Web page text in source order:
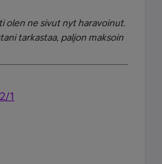
olen ne sivut nyt haravoinut.
tarkastaa, paljon maksoin
1